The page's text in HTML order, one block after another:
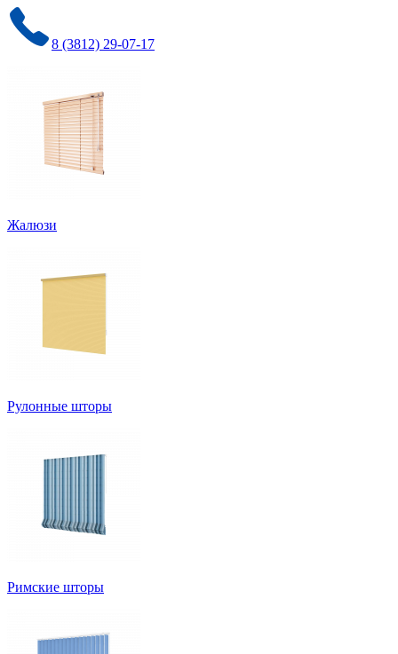
8 (3812) 29-07-17
Жалюзи
Рулонные шторы
Римские шторы